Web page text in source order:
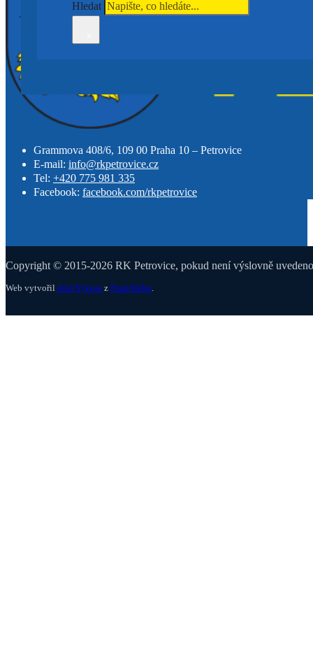
Hledat
Grammova 408/6, 109 00 Praha 10 – Petrovice
E-mail: info@rkpetrovice.cz
Tel: +420 775 981 335
Facebook: facebook.com/rkpetrovice
Copyright © 2015-2026 RK Petrovice, pokud není výslovně
Web vytvořil Aleš Sýkora z PunkWebu